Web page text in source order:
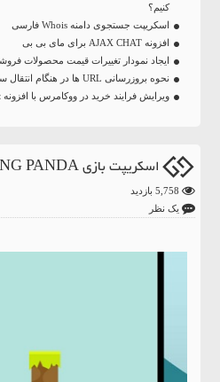
کنیم؟
اسکریپت جستجوی دامنه Whois فارسی
افزونه AJAX CHAT برای مای بی بی
ایجاد نمودار تغییرات قیمت محصولات
نحوه بروزرسانی URL ها در هنگام انتقال سایت وردپرس
ویرایش فرایند خرید در ووکامرس با افزونه WooCommerce Direct Checkout
اسکریپت بازی SPRING PANDA
یک نظر